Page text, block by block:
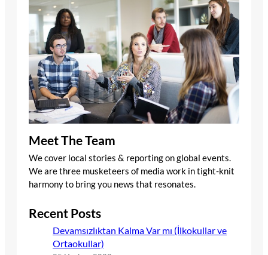
Meet The Team
We cover local stories & reporting on global events.
We are three musketeers of media work in tight-knit
harmony to bring you news that resonates.
Recent Posts
Devamsızlıktan Kalma Var mı (İlkokullar ve
Ortaokullar)